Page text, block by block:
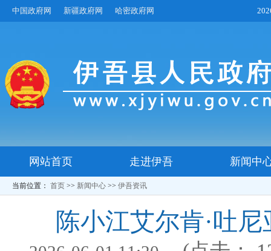
中国政府网 新疆政府网 哈密政府网
网站首页 走进伊吾 新闻中
当前位置： 首页 >> 新闻中心 >> 伊吾资讯
陈小江艾尔肯·吐